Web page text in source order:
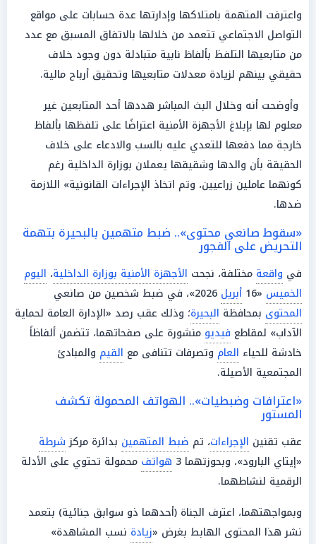
واعترفت المتهمة بامتلاكها وإدارتها عدة حسابات على مواقع
التواصل الاجتماعي تتعمد من خلالها بالاتفاق المسبق مع عدد
من متابعيها التلفظ بألفاظ نابية متبادلة دون وجود خلاف
حقيقي بينهم لزيادة معدلات متابعيها وتحقيق أرباح مالية.
وأوضحت أنه وخلال البث المباشر هددها أحد المتابعين غير
معلوم لها بإبلاغ الأجهزة الأمنية اعتراضًا على تلفظها بألفاظ
خارجة مما دفعها للتعدي عليه بالسب والادعاء على خلاف
الحقيقة بأن والدها وشقيقها يعملان بوزارة الداخلية رغم
كونهما عاملين زراعيين، وتم اتخاذ الإجراءات القانونية» اللازمة
ضدها.
«سقوط صانعي محتوى».. ضبط متهمين بالبحيرة بتهمة
التحريض على الفجور
في واقعة مختلفة، نجحت الأجهزة الأمنية بوزارة الداخلية، اليوم
الخميس «16 أبريل
المحتوى بمحافظة البحيرة؛ وذلك عقب رصد «الإدارة العامة لحماية
الآداب» لمقاطع فيديو منشورة على صفحاتهما، تتضمن ألفاظاً
خادشة للحياء العام وتصرفات تتنافى مع القيم والمبادئ
المجتمعية الأصيلة.
«اعترافات وضبطيات».. الهواتف المحمولة تكشف
المستور
عقب تقنين الإجراءات، تم ضبط المتهمين بدائرة مركزشرطة
«إيتاي البارود»، وبحوزتهما 3
هواتف محمولة تحتوي على الأدلة
الرقمية لنشاطهما.
وبمواجهتهما، اعترف الجناة (أحدهما ذو سوابق جنائية) بتعمد
نشر هذا المحتوى الهابط بغرض «زيادة نسب المشاهدة»